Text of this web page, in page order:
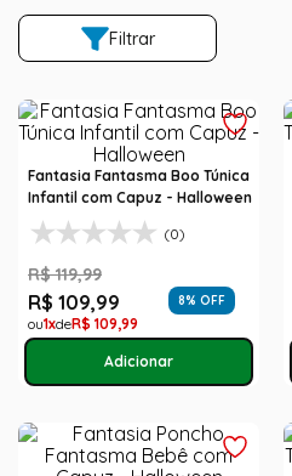
Filtrar
Fantasia Fantasma Boo Túnica
Infantil com Capuz - Halloween
(0)
R$ 119,99
R$ 109,99 8% OFF
1 R$ 109,99